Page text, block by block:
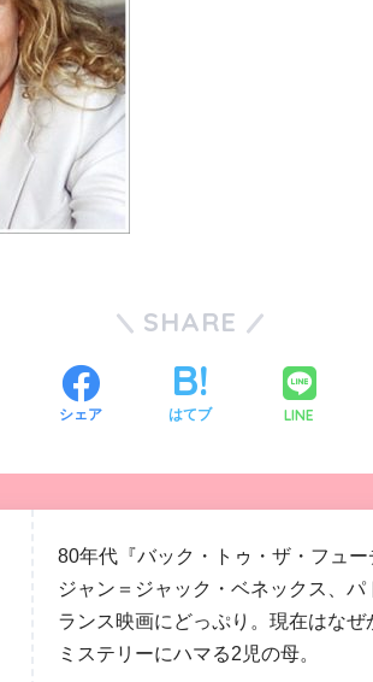
SHARE
シェア はてブ LINE
80年代『バック・トゥ・ザ・フュ
ジャン＝ジャック・ベネックス、
ランス映画にどっぷり。現在はな
ミステリーにハマる2児の母。